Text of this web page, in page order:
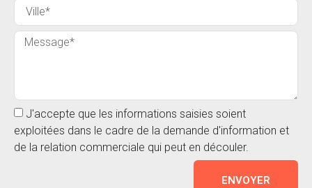
J'accepte que les informations saisies soient
exploitées dans le cadre de la demande d'information et
de la relation commerciale qui peut en découler.
ENVOYER